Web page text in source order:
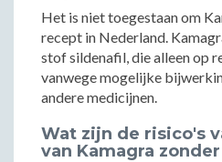
Het is niet toegestaan om
recept in Nederland.
stof sildenafil, die alleen op
vanwege mogelijke
andere medicijnen.
Wat zijn de risico's
van Kamagra